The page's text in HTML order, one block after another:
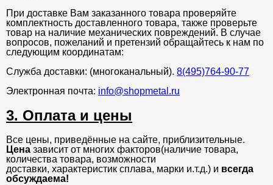
При доставке Вам заказанного товара проверяйте
комплектность доставленного товара, также проверьте
товар на наличие механических повреждений. В случае
вопросов, пожеланий и претензий обращайтесь к нам по
следующим координатам:
Служба доставки: (многоканальный). 8(495)764-90-77
Электронная почта: info@shopmetal.ru
3. Оплата и цены
Все цены, приведённые на сайте, приблизительные.
Цена зависит от многих факторов(наличие товара,
количества товара, возможности
доставки, характеристик сплава, марки и.т.д.) и всегда
обсуждаема!